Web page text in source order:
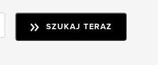
SZUKAJ TERAZ